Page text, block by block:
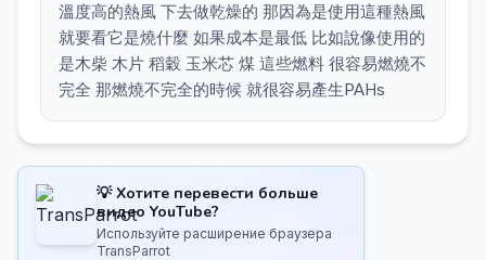
溫度高的熱風 下去做乾燥的 那因為是使用這種熱風
就要看它是燒什麼 如果成本是最低 比如說像使用的
是⽊柴 木片 稻穀 玉米芯 煤 這些燃料 很容易燃燒不
完全 那燃燒不完全的時候 就很容易產生PAHs
💡 Хотите перевести больше
видео YouTube?
Используйте расширение браузера
TransParrot